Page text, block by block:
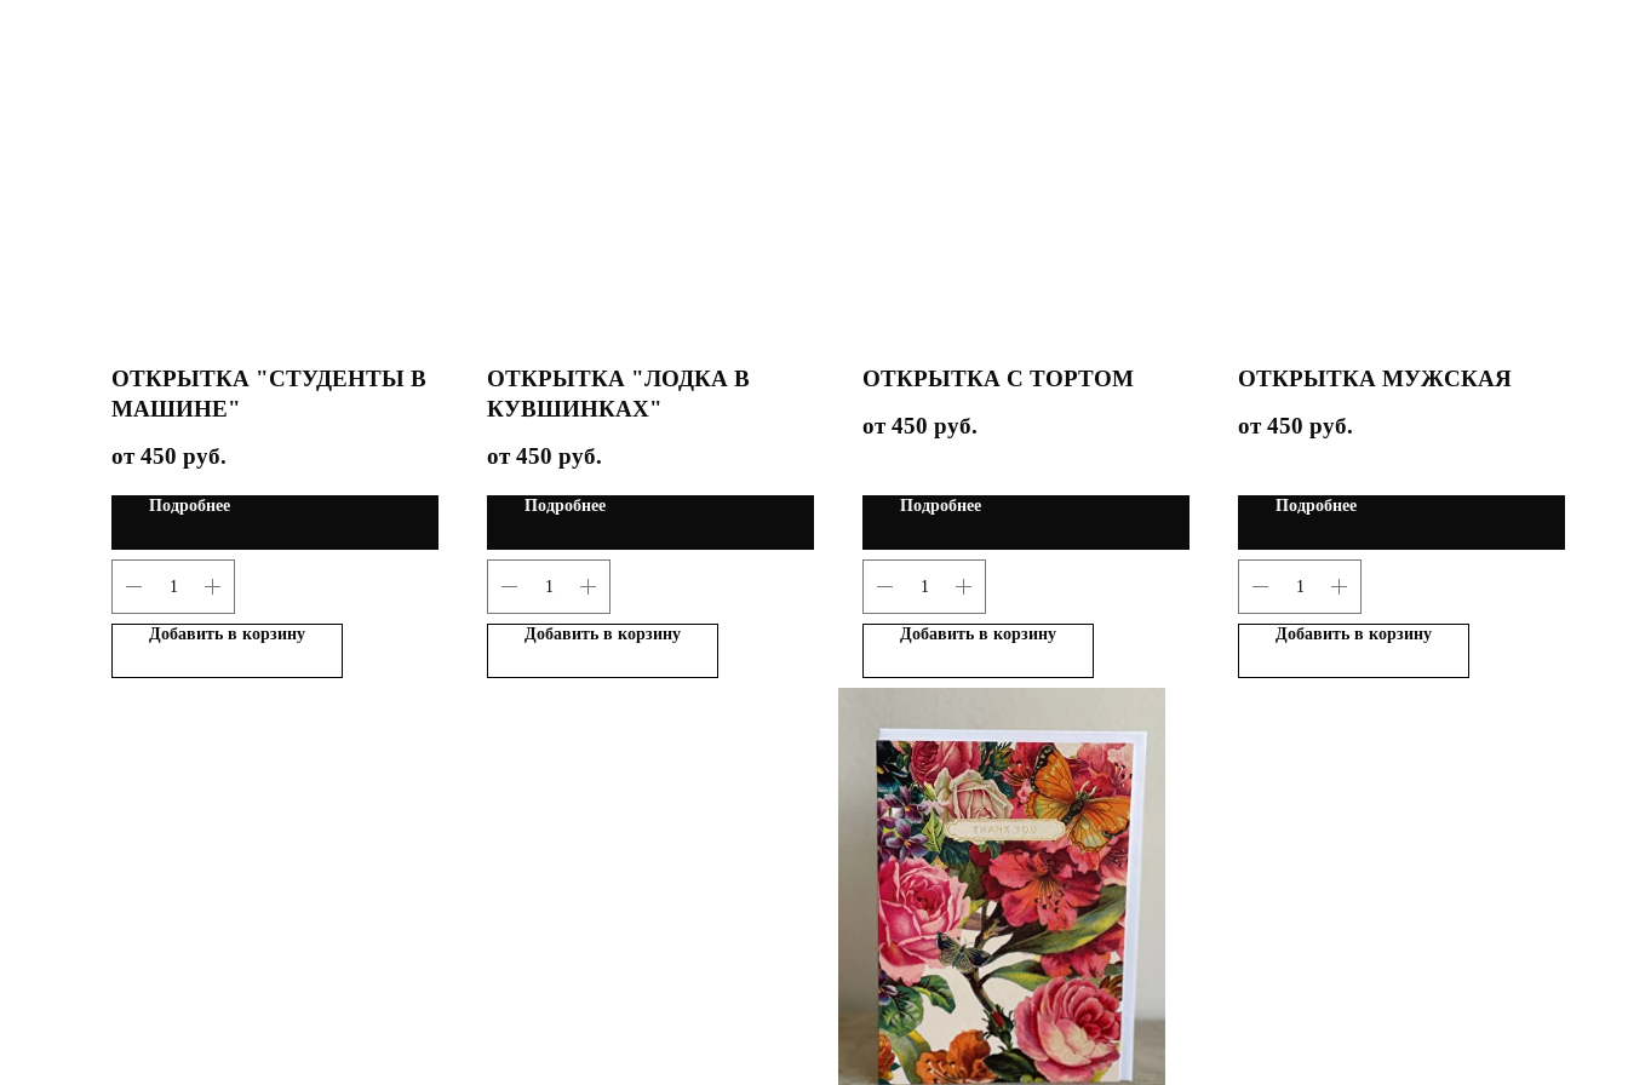
ОТКРЫТКА "СТУДЕНТЫ В
МАШИНЕ"
450 руб.
Подробнее
Добавить в корзину
ОТКРЫТКА "ЛОДКА В
КУВШИНКАХ"
450 руб.
Подробнее
Добавить в корзину
ОТКРЫТКА С ТОРТОМ
450 руб.
Подробнее
Добавить в корзину
ОТКРЫТКА МУЖСКАЯ
450 руб.
Подробнее
Добавить в корзину